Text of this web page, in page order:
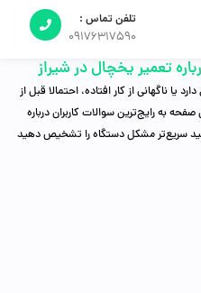
تلفن تماس :
09176317590
تعمیر یخچال در شیراز
ناگهانی از کار افتاده، احتمالا قبل از
به رایج‌ترین سوالات کاربران درباره
سریع‌تر مشکل دستگاه را تشخیص دهید